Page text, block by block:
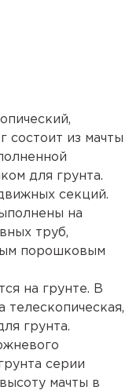
состоит из мачты
для грунта.
секций.
на
труб,
порошковым
на грунте. В
телескопическая,
грунта.
серии
мачты в